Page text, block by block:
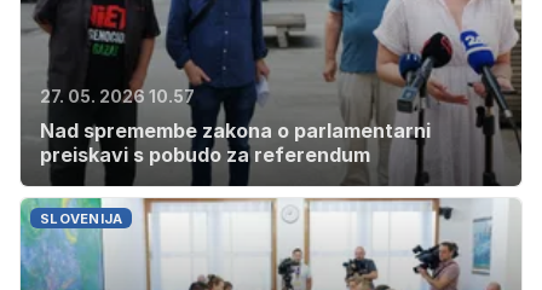
27. 05. 2026 10.57
Nad spremembe zakona o parlamentarni
preiskavi s pobudo za referendum
SLOVENIJA